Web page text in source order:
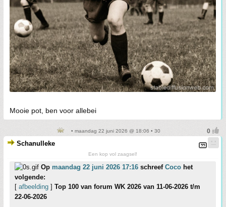
Mooie pot, ben voor allebei
• maandag 22 juni 2026 @ 18:06 • 30
Schanulleke
Een kop vol zaagsel!
Op maandag 22 juni 2026 17:16 schreef Coco het
volgende:
[ afbeelding ] Top 100 van forum WK 2026 van 11-06-2026 t/m
22-06-2026